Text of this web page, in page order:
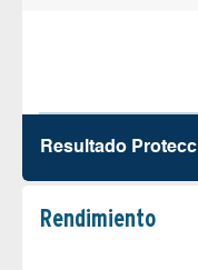
Resultado
Rendimiento